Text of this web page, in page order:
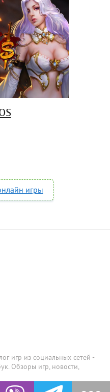
игры
игр из социальных сетей -
Обзоры игр, новости,